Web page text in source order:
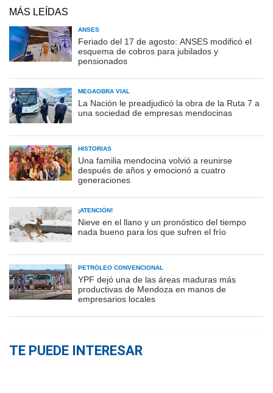
MÁS LEÍDAS
ANSES
Feriado del 17 de agosto: ANSES modificó el
esquema de cobros para jubilados y
pensionados
MEGAOBRA VIAL
La Nación le preadjudicó la obra de la Ruta 7 a
una sociedad de empresas mendocinas
HISTORIAS
Una familia mendocina volvió a reunirse
después de años y emocionó a cuatro
generaciones
¡ATENCIÓN!
Nieve en el llano y un pronóstico del tiempo
nada bueno para los que sufren el frío
PETRÓLEO CONVENCIONAL
YPF dejó una de las áreas maduras más
productivas de Mendoza en manos de
empresarios locales
TE PUEDE INTERESAR